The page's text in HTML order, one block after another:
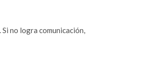
no logra comunicación,